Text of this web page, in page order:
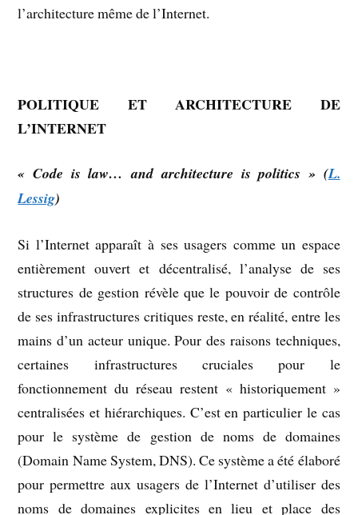
l’architecture même de l’Internet.
POLITIQUE ET ARCHITECTURE DE
L’INTERNET
« Code is law… and architecture is politics » (L.
Lessig)
Si l’Internet apparaît à ses usagers comme un espace
entièrement ouvert et décentralisé, l’analyse de ses
structures de gestion révèle que le pouvoir de contrôle
de ses infrastructures critiques reste, en réalité, entre les
mains d’un acteur unique. Pour des raisons techniques,
certaines infrastructures cruciales pour le
fonctionnement du réseau restent « historiquement »
centralisées et hiérarchiques. C’est en particulier le cas
pour le système de gestion de noms de domaines
(Domain Name System, DNS). Ce système a été élaboré
pour permettre aux usagers de l’Internet d’utiliser des
noms de domaines explicites en lieu et place des